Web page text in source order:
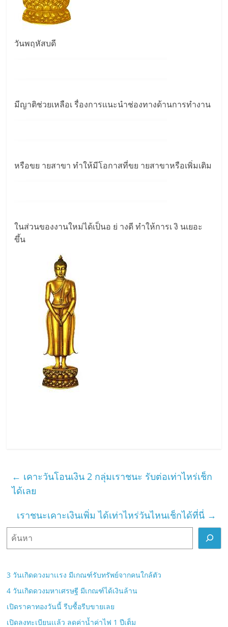
วันพฤหัสบดี
มีญาติช่วยเหลือเ รื่องการเเนะนำช่องทางด้านการทำงาน
หรือขย ายสาขา ทำให้มีโอกาสที่ขย ายสาขาหรือเพิ่มเติม
ในส่วนของงานใหม่ได้เป็นอ ย่ างดี ทำให้การเ งิ นเยอะ
ขึ้น
← เคาะวันโอนเงิน 2 กลุ่มเราชนะ รับต่อเท่าไหร่เช็ก
ได้เลย
เราชนะเคาะเงินเพิ่ม ได้เท่าไหร่วันไหนเช็กได้ที่นี่ →
3 วันเกิดดวงมาเเรง มีเกณฑ์รับทรัพย์จากคนใกล้ตัว
4 วันเกิดดวงมหาเศรษฐี มีเกณฑ์ได้เงินล้าน
เปิดราคาทองวันนี้ รีบซื้อรีบขายเลย
เปิดลงทะเบียนเเล้ว ลดค่าน้ำค่าไฟ 1 ปีเต็ม